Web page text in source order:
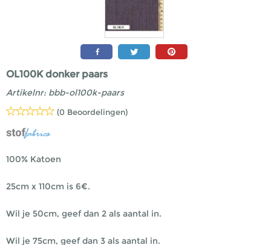
OL100K donker paars
Artikelnr: bbb-ol100k-paars
(0 Beoordelingen)
100% Katoen
25cm x 110cm is 6€.
Wil je 50cm, geef dan 2 als aantal in.
Wil je 75cm, geef dan 3 als aantal in.